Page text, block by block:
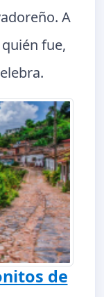
A
fue,
de